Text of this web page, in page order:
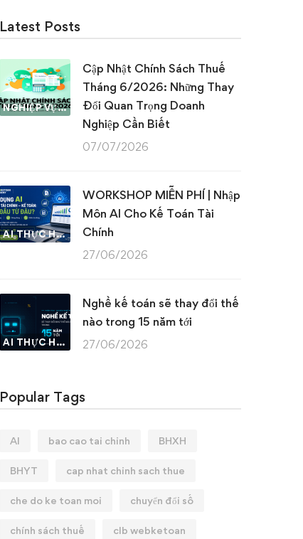
Latest Posts
NGHIỆP VỤ KẾ TOÁN & THUẾ
Cập Nhật Chính Sách Thuế
Tháng 6/2026: Những Thay
Đổi Quan Trọng Doanh
Nghiệp Cần Biết
07/07/2026
AI THỰC HÀNH
WORKSHOP MIỄN PHÍ | Nhập
Môn AI Cho Kế Toán Tài
Chính
27/06/2026
AI THỰC HÀNH
Nghề kế toán sẽ thay đổi thế
nào trong 15 năm tới
27/06/2026
Popular Tags
AI bao cao tai chinh BHXH
BHYT cap nhat chinh sach thue
che do ke toan moi chuyển đổi số
chính sách thuế clb webketoan